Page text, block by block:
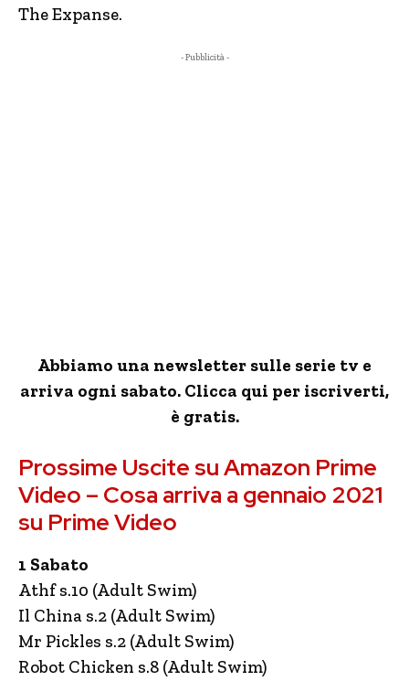
The Expanse.
- Pubblicità -
Abbiamo una newsletter sulle serie tv e
arriva ogni sabato. Clicca qui per iscriverti,
è gratis.
Prossime Uscite su Amazon Prime
Video – Cosa arriva a gennaio 2021
su Prime Video
1 Sabato
Athf s.10 (Adult Swim)
Il China s.2 (Adult Swim)
Mr Pickles s.2 (Adult Swim)
Robot Chicken s.8 (Adult Swim)